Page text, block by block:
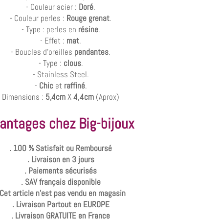
- Couleur acier : Doré.
- Couleur perles : Rouge grenat.
- Type : perles en résine.
- Effet : mat.
- Boucles d'oreilles pendantes.
- Type : clous.
- Stainless Steel.
- Chicet raffiné.
Dimensions : 5,4cmX4,4cm (Aprox)
chez Big-bijoux
. 100 % Satisfait ou Remboursé
. Livraison en 3 jours
. Paiements sécurisés
. SAV français disponible
article n'est pas vendu en magasin
. Livraison Partout en EUROPE
. Livraison GRATUITE en France